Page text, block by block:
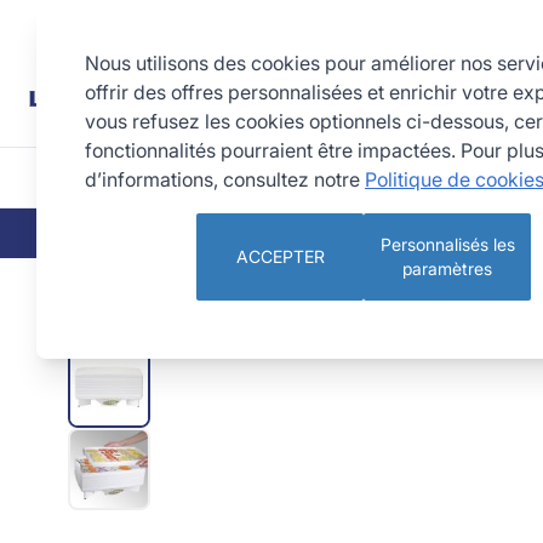
CUISINEPÂTISSERIE
NOS
Nous utilisons des cookies pour améliorer nos
offrir des offres personnalisées et enrichir votre
vous refusez les cookies optionnels ci-dessous,
fonctionnalités pourraient être impactées. Pour plus
d’informations, consultez notre Politique de cookies
ACCEPTER
Personnalisés les
paramètres